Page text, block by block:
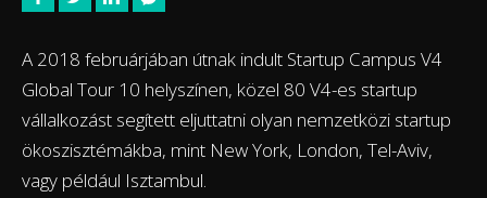
A 2018 februárjában útnak indult Startup Campus V4
Global Tour 10 helyszínen, közel 80 V4-es startup
vállalkozást segített eljuttatni olyan nemzetközi startup
ökoszisztémákba, mint New York, London, Tel-Aviv,
vagy például Isztambul.